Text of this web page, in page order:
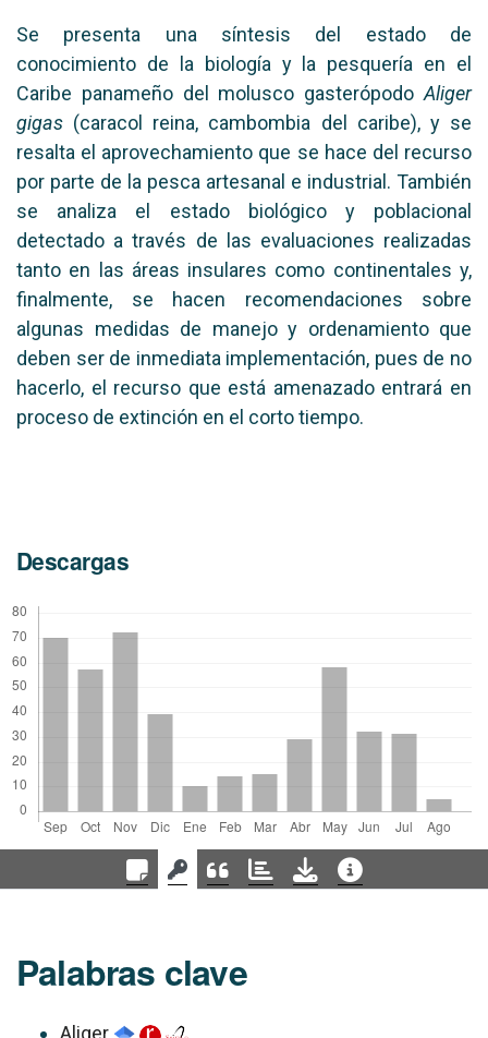
Se presenta una síntesis del estado de
conocimiento de la biología y la pesquería en el
Caribe panameño del molusco gasterópodoAliger
gigas (caracol reina, cambombia del caribe), y se
resalta el aprovechamiento que se hace del recurso
por parte de la pesca artesanal e industrial. También
se analiza el estado biológico y poblacional
detectado a través de las evaluaciones realizadas
tanto en las áreas insulares como continentales y,
finalmente, se hacen recomendaciones sobre
algunas medidas de manejo y ordenamiento que
deben ser de inmediata implementación, pues de no
hacerlo, el recurso que está amenazado entrará en
proceso de extinción en el corto tiempo.
Descargas
Palabras clave